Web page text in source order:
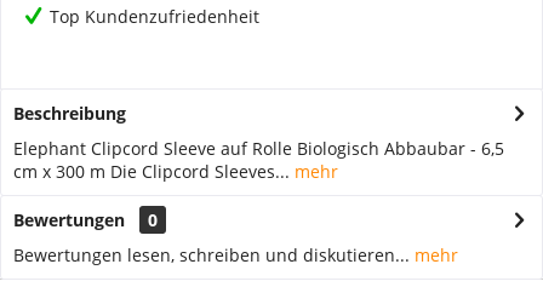
Top Kundenzufriedenheit
Beschreibung
Elephant Clipcord Sleeve auf Rolle Biologisch Abbaubar - 6,5
cm x 300 m Die Clipcord Sleeves... mehr
Bewertungen
0
Bewertungen lesen, schreiben und diskutieren... mehr